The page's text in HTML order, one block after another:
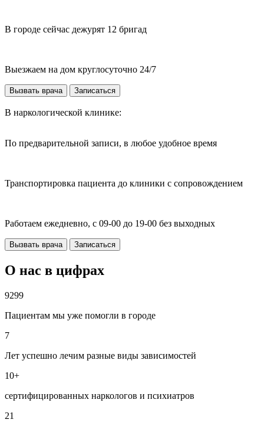
В городе сейчас дежурят 12 бригад
Выезжаем на дом круглосуточно 24/7
Вызвать врача Записаться
В наркологической клинике:
По предварительной записи, в любое удобное время
Транспортировка пациента до клиники с сопровождением
Работаем ежедневно, с 09-00 до 19-00 без выходных
Вызвать врача Записаться
О нас в цифрах
9299
Пациентам мы уже помогли в городе
7
Лет успешно лечим разные виды зависимостей
10+
сертифицированных наркологов и психиатров
21